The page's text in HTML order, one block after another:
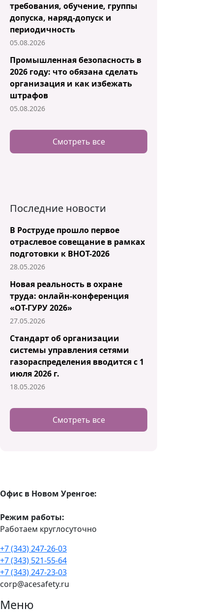
требования, обучение, группы
допуска, наряд-допуск и
периодичность
05.08.2026
Промышленная безопасность в
2026 году: что обязана сделать
организация и как избежать
штрафов
05.08.2026
Смотреть все
Последние новости
В Роструде прошло первое
отраслевое совещание в рамках
подготовки к ВНОТ-2026
28.05.2026
Новая реальность в охране
труда: онлайн-конференция
«ОТ-ГУРУ 2026»
27.05.2026
Стандарт об организации
системы управления сетями
газораспределения вводится с 1
июля 2026 г.
18.05.2026
Смотреть все
Офис в Новом Уренгое:
Режим работы:
Работаем круглосуточно
+7 (343) 247-26-03
+7 (343) 521-55-64
+7 (343) 247-23-03
corp@acesafety.ru
Меню